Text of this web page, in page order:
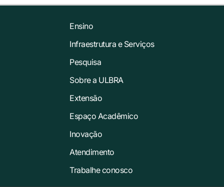
Ensino
Infraestrutura e Serviços
Pesquisa
Sobre a ULBRA
Extensão
Espaço Acadêmico
Inovação
Atendimento
Trabalhe conosco